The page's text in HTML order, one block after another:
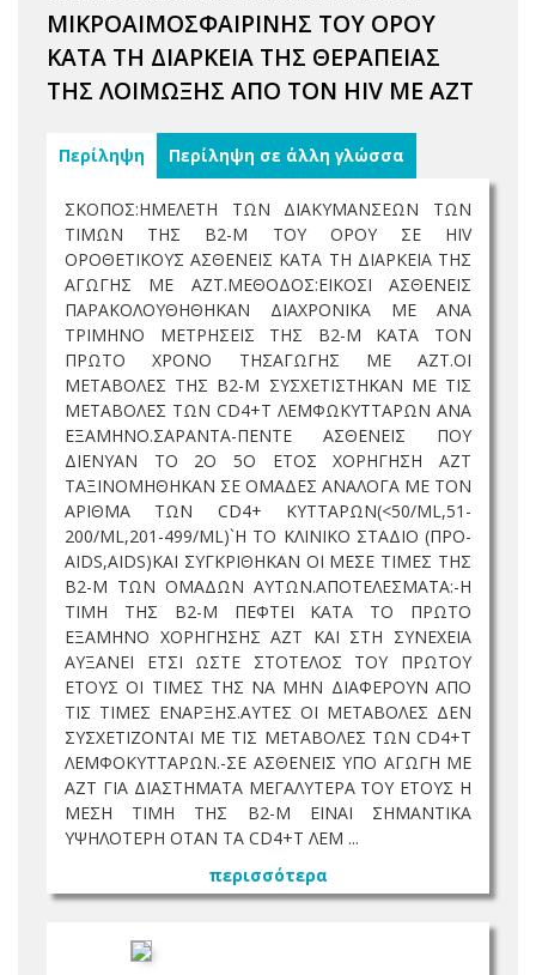
ΜΙΚΡΟΑΙΜΟΣΦΑΙΡΙΝΗΣ ΤΟΥ ΟΡΟΥ
ΚΑΤΑ ΤΗ ΔΙΑΡΚΕΙΑ ΤΗΣ ΘΕΡΑΠΕΙΑΣ
ΤΗΣ ΛΟΙΜΩΞΗΣ ΑΠΟ ΤΟΝ HIV ΜΕ AZT
Περίληψη Περίληψη σε άλλη γλώσσα
ΣΚΟΠΟΣ:ΗΜΕΛΕΤΗ ΤΩΝ ΔΙΑΚΥΜΑΝΣΕΩΝ ΤΩΝ
ΤΙΜΩΝ ΤΗΣ Β2-M ΤΟΥ ΟΡΟΥ ΣΕ HIV
ΟΡΟΘΕΤΙΚΟΥΣ ΑΣΘΕΝΕΙΣ ΚΑΤΑ ΤΗ ΔΙΑΡΚΕΙΑ ΤΗΣ
ΑΓΩΓΗΣ ΜΕ ΑΖΤ.ΜΕΘΟΔΟΣ:ΕΙΚΟΣΙ ΑΣΘΕΝΕΙΣ
ΠΑΡΑΚΟΛΟΥΘΗΘΗΚΑΝ ΔΙΑΧΡΟΝΙΚΑ ΜΕ ΑΝΑ
ΤΡΙΜΗΝΟ ΜΕΤΡΗΣΕΙΣ ΤΗΣ Β2-M ΚΑΤΑ ΤΟΝ
ΠΡΩΤΟ ΧΡΟΝΟ ΤΗΣΑΓΩΓΗΣ ΜΕ ΑΖΤ.ΟΙ
ΜΕΤΑΒΟΛΕΣ ΤΗΣ Β2-M ΣΥΣΧΕΤΙΣΤΗΚΑΝ ΜΕ ΤΙΣ
ΜΕΤΑΒΟΛΕΣ ΤΩΝ CD4+T ΛΕΜΦΩΚΥΤΤΑΡΩΝ ΑΝΑ
ΕΞΑΜΗΝΟ.ΣΑΡΑΝΤΑ-ΠΕΝΤΕ ΑΣΘΕΝΕΙΣ ΠΟΥ
ΔΙΕΝΥΑΝ ΤΟ 2Ο 5Ο ΕΤΟΣ ΧΟΡΗΓΗΣΗ ΑΖΤ
ΤΑΞΙΝΟΜΗΘΗΚΑΝ ΣΕ ΟΜΑΔΕΣ ΑΝΑΛΟΓΑ ΜΕ ΤΟΝ
ΑΡΙΘΜΑ ΤΩΝ CD4+ ΚΥΤΤΑΡΩΝ(<50/ML,51-
200/ML,201-499/ML)`H ΤΟ ΚΛΙΝΙΚΟ ΣΤΑΔΙΟ (ΠΡΟ-
AIDS,AIDS)ΚΑΙ ΣΥΓΚΡΙΘΗΚΑΝ ΟΙ ΜΕΣΕ ΤΙΜΕΣ ΤΗΣ
Β2-M ΤΩΝ ΟΜΑΔΩΝ ΑΥΤΩΝ.ΑΠΟΤΕΛΕΣΜΑΤΑ:-Η
ΤΙΜΗ ΤΗΣ Β2-M ΠΕΦΤΕΙ ΚΑΤΑ ΤΟ ΠΡΩΤΟ
ΕΞΑΜΗΝΟ ΧΟΡΗΓΗΣΗΣ ΑΖΤ ΚΑΙ ΣΤΗ ΣΥΝΕΧΕΙΑ
ΑΥΞΑΝΕΙ ΕΤΣΙ ΩΣΤΕ ΣΤΟΤΕΛΟΣ ΤΟΥ ΠΡΩΤΟΥ
ΕΤΟΥΣ ΟΙ ΤΙΜΕΣ ΤΗΣ ΝΑ ΜΗΝ ΔΙΑΦΕΡΟΥΝ ΑΠΟ
ΤΙΣ ΤΙΜΕΣ ΕΝΑΡΞΗΣ.ΑΥΤΕΣ ΟΙ ΜΕΤΑΒΟΛΕΣ ΔΕΝ
ΣΥΣΧΕΤΙΖΟΝΤΑΙ ΜΕ ΤΙΣ ΜΕΤΑΒΟΛΕΣ ΤΩΝ CD4+T
ΛΕΜΦΟΚΥΤΤΑΡΩΝ.-ΣΕ ΑΣΘΕΝΕΙΣ ΥΠΟ ΑΓΩΓΗ ΜΕ
ΑΖΤ ΓΙΑ ΔΙΑΣΤΗΜΑΤΑ ΜΕΓΑΛΥΤΕΡΑ ΤΟΥ ΕΤΟΥΣ Η
ΜΕΣΗ ΤΙΜΗ ΤΗΣ Β2-M ΕΙΝΑΙ ΣΗΜΑΝΤΙΚΑ
ΥΨΗΛΟΤΕΡΗ ΟΤΑΝ ΤΑ CD4+T ΛΕΜ ...
περισσότερα